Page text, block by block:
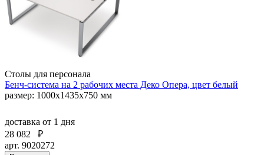
Столы для персонала
Бенч-система на 2 рабочих места Деко Опера, цвет белый
размер: 1000х1435х750 мм
доставка от 1 дня
28 082
₽
арт. 9020272